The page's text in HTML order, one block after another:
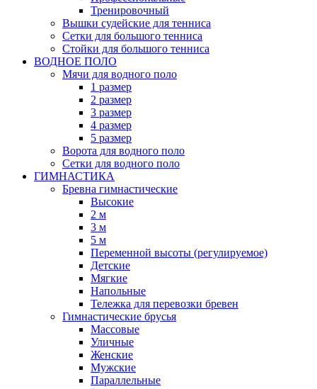
Тренировочный
Вышки судейские для тенниса
Сетки для большого тенниса
Стойки для большого тенниса
ВОДНОЕ ПОЛО
Мячи для водного поло
1 размер
2 размер
3 размер
4 размер
5 размер
Ворота для водного поло
Сетки для водного поло
ГИМНАСТИКА
Бревна гимнастические
Высокие
2 м
3 м
5 м
Переменной высоты (регулируемое)
Детские
Мягкие
Напольные
Тележка для перевозки бревен
Гимнастические брусья
Массовые
Уличные
Женские
Мужские
Параллельные